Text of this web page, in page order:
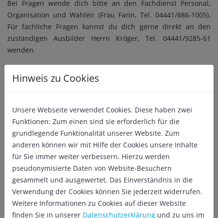
Bei Fragen wende dich bitte an den Fachdienst Personal,
Organisation und Wahlen (Frau Farin, Tel. 04441/886-1005).
Für fachliche Fragen kannst du dich gerne direkt an den
zuständigen Ausbilder Herrn Kröger, Tel. 04441/9285-61
wenden.
bei der Stadt Vechta. Zum 01.08.2026 wird folgende
Ausbildungsstelle angeboten:
Kaufmann für
Büromanagement (m/w/d)
Kauffrauen/Kaufmänner für Büromanagement (m/w/d) wirken
in Kommunalverwaltungen an der Organisation der
Hinweis zu Cookies
Unsere Webseite verwendet Cookies. Diese haben zwei
Funktionen: Zum einen sind sie erforderlich für die
grundlegende Funktionalität unserer Website. Zum
anderen können wir mit Hilfe der Cookies unsere Inhalte
für Sie immer weiter verbessern. Hierzu werden
pseudonymisierte Daten von Website-Besuchern
gesammelt und ausgewertet. Das Einverständnis in die
Verwendung der Cookies können Sie jederzeit widerrufen.
Weitere Informationen zu Cookies auf dieser Website
finden Sie in unserer Datenschutzerklärung und zu uns im